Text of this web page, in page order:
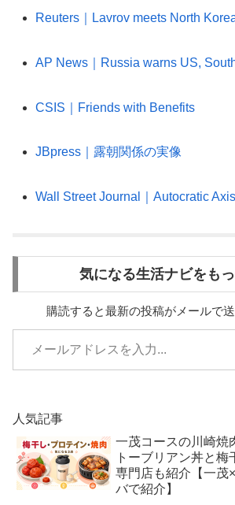
Reuters｜Lavrov meets North
AP News｜Russia warns US,
CSIS｜Friends with Benefits
JBpress｜露朝関係の実像
Wall Street Journal｜Autocratic Axis
気になる生活ナビをも
購読すると最新の投稿がメールで送
人気記事
一茂コースの川崎焼
トーブリアン丼と梅
専門店も紹介【一茂
バで紹介】